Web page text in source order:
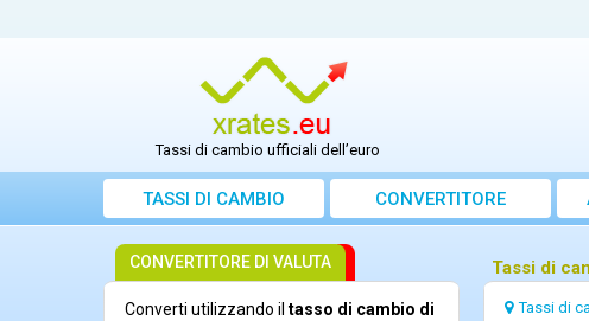
Tassi di cambio ufficiali dell’euro
TASSI DI CAMBIO CONVERTITORE
Tassi di
Tassi di
CONVERTITORE DI VALUTA
Converti utilizzando il tasso di cambio di